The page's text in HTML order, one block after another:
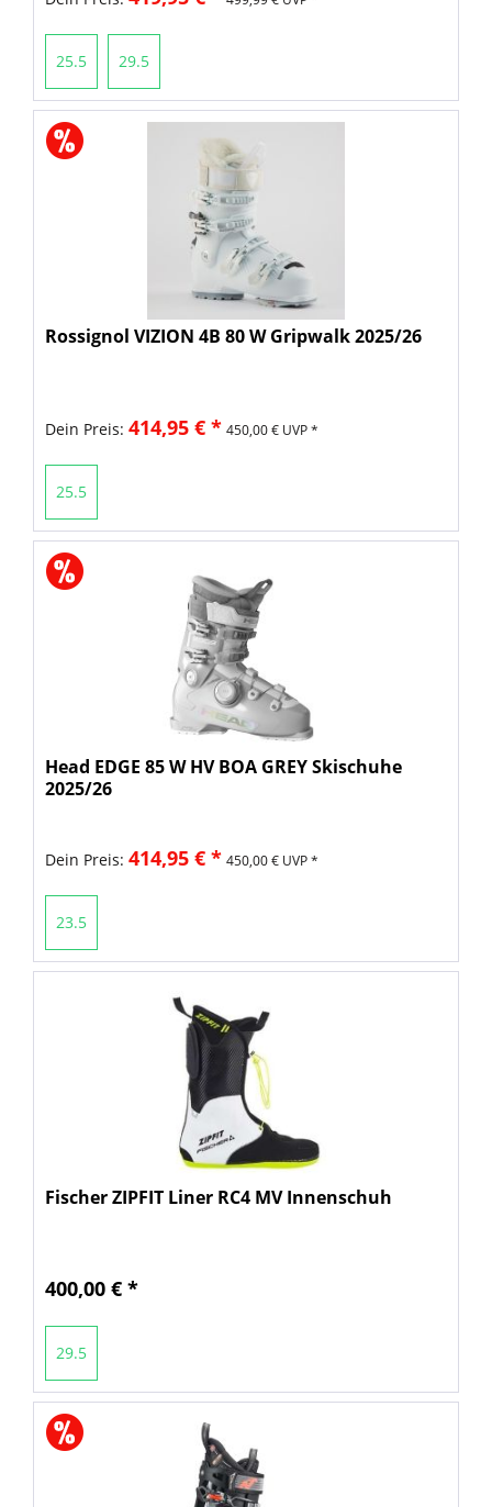
25.5 29.5
Rossignol VIZION 4B 80 W Gripwalk 2025/26
Dein Preis: 414,95 € * 450,00 € UVP *
25.5
Head EDGE 85 W HV BOA GREY Skischuhe
2025/26
Dein Preis: 414,95 € * 450,00 € UVP *
23.5
Fischer ZIPFIT Liner RC4 MV Innenschuh
400,00 € *
29.5